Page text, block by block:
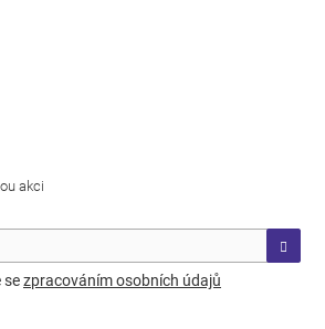
akci
sezpracováním osobních údajů